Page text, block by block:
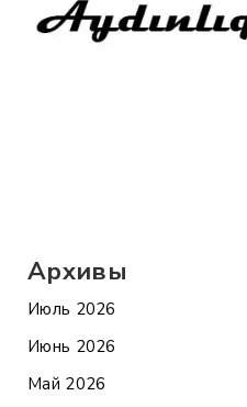
Архивы
Июль 2026
Июнь 2026
Май 2026